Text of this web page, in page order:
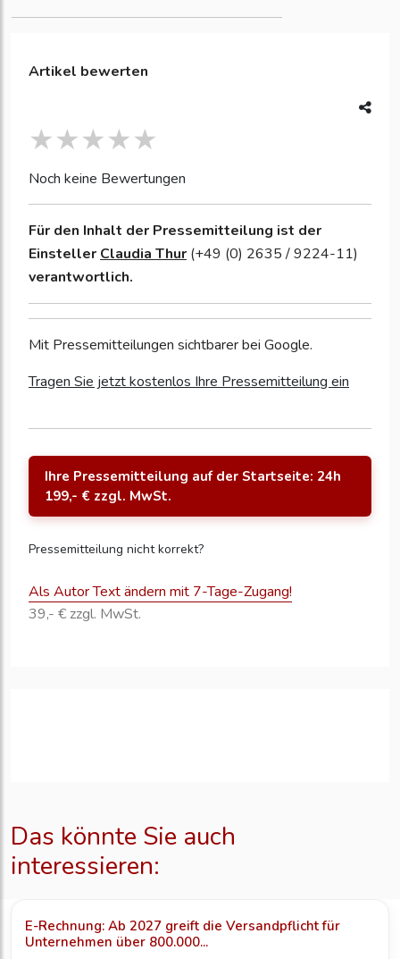
Artikel bewerten
Noch keine Bewertungen
Für den Inhalt der Pressemitteilung ist der
Einsteller Claudia Thur (+49 (0) 2635 / 9224-11)
verantwortlich.
Mit Pressemitteilungen sichtbarer bei Google.
Tragen Sie jetzt kostenlos Ihre Pressemitteilung ein
Ihre Pressemitteilung auf der Startseite: 24h
199,- € zzgl. MwSt.
Pressemitteilung nicht korrekt?
Als Autor Text ändern mit 7-Tage-Zugang!
39,- € zzgl. MwSt.
Das könnte Sie auch
interessieren:
E-Rechnung: Ab 2027 greift die Versandpflicht für
Unternehmen über 800.000...